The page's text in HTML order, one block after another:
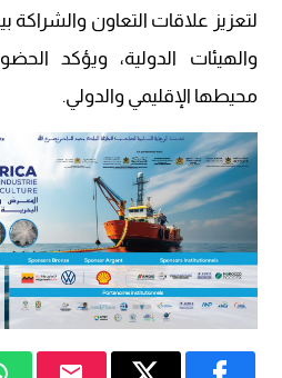
لتعزيز علاقات التعاون
والهيئات الدولية، ويؤكد
محيطها الإقليمي والدولي.